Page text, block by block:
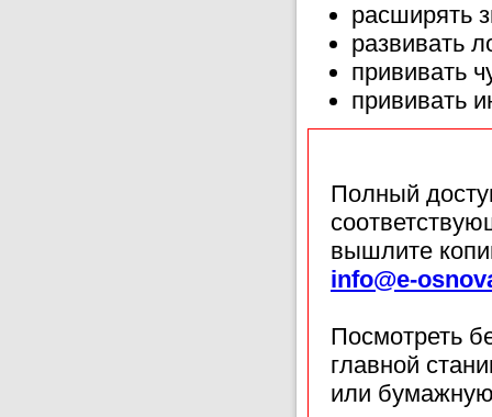
расширять
развивать
прививать
прививать
Полный
вышлите
info@e-
Посмотреть
главной
или